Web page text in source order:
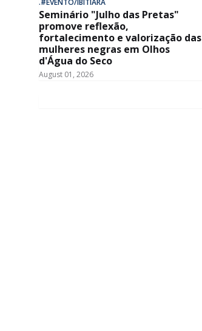
.#EVENTO/IBITIARA
Seminário "Julho das Pretas"
promove reflexão,
fortalecimento e valorização das
mulheres negras em Olhos
d'Água do Seco
August 01, 2026